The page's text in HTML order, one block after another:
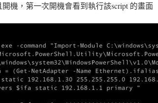
機，第一次開機會看到執行該script 的畫面